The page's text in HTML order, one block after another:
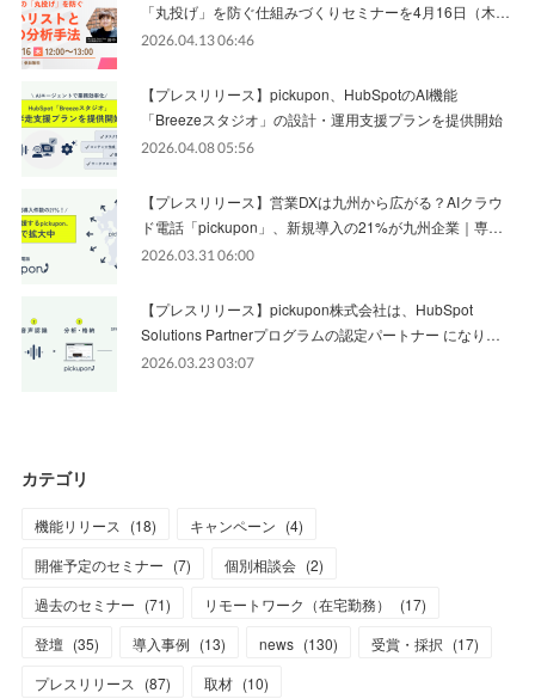
「丸投げ」を防ぐ仕組みづくりセミナーを4月16日（木…
2026.04.13 06:46
【プレスリリース】pickupon、HubSpotのAI機能
「Breezeスタジオ」の設計・運用支援プランを提供開始
2026.04.08 05:56
【プレスリリース】営業DXは九州から広がる？AIクラウ
ド電話「pickupon」、新規導入の21%が九州企業｜専…
2026.03.31 06:00
【プレスリリース】pickupon株式会社は、HubSpot
Solutions Partnerプログラムの認定パートナー になり…
2026.03.23 03:07
カテゴリ
機能リリース (18) キャンペーン (4)
開催予定のセミナー (7) 個別相談会 (2)
過去のセミナー (71) リモートワーク（在宅勤務） (17)
登壇 (35) 導入事例 (13) news (130) 受賞・採択 (17)
プレスリリース
(87) 取材 (10)